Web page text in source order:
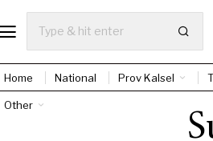
Home National Prov Kalsel
Other